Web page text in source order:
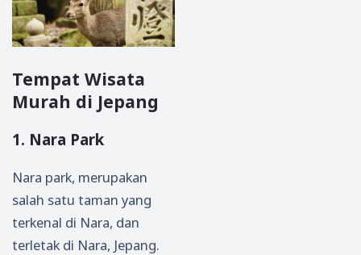
Tempat Wisata
Murah di Jepang
1. Nara Park
Nara park, merupakan
salah satu taman yang
terkenal di Nara, dan
terletak di Nara, Jepang.